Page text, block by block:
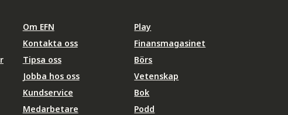
Om EFN
Kontakta oss
Tipsa oss
Jobba hos oss
Kundservice
Medarbetare
Play
Finansmagasinet
Börs
Vetenskap
Bok
Podd